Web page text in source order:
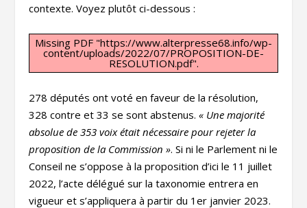
contexte. Voyez plutôt ci-dessous :
Missing PDF "https://www.alterpresse68.info/wp-
content/uploads/2022/07/PROPOSITION-DE-
RESOLUTION.pdf".
278 députés ont voté en faveur de la résolution,
328 contre et 33 se sont abstenus.« Une majorité
absolue de 353 voix était nécessaire pour rejeter la
proposition de la Commission ». Si ni le Parlement ni le
Conseil ne s’oppose à la proposition d’ici le 11 juillet
2022, l’acte délégué sur la taxonomie entrera en
vigueur et s’appliquera à partir du 1er janvier 2023.